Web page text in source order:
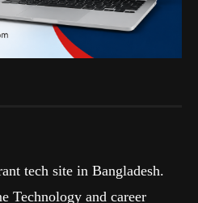
tech site in Bangladesh.
Technology and career